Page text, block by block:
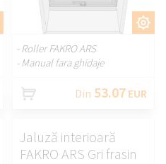
- Roller FAKRO ARS
- Manual fara ghidaje
Din 53.07 EUR
Jaluză interioară
FAKRO ARS Gri frasin